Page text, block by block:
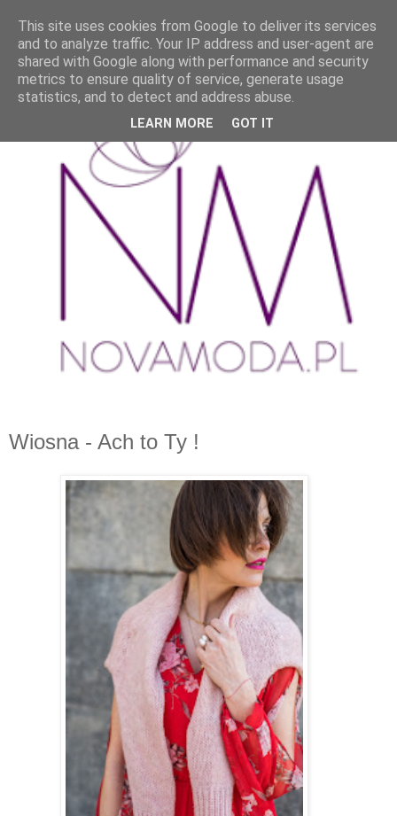
Wiosna - Ach to Ty !
This site uses cookies from Google to deliver its services
and to analyze traffic. Your IP address and user-agent are
shared with Google along with performance and security
metrics to ensure quality of service, generate usage
statistics, and to detect and address abuse.
LEARN MORE GOT IT